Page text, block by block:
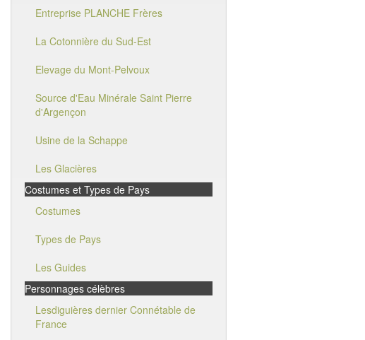
Entreprise PLANCHE Frères
La Cotonnière du Sud-Est
Elevage du Mont-Pelvoux
Source d'Eau Minérale Saint Pierre
d'Argençon
Usine de la Schappe
Les Glacières
Costumes et Types de Pays
Costumes
Types de Pays
Les Guides
Personnages célèbres
Lesdiguières dernier Connétable de
France